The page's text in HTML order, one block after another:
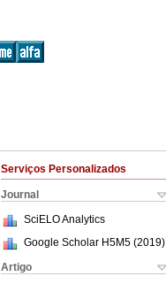
Serviços Personalizados
Journal
SciELO Analytics
Google Scholar H5M5 (2019)
Artigo